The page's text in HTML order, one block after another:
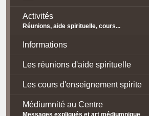
Activités
Réunions, aide spirituelle, cours...
Informations
Les réunions d'aide spirituelle
Les cours d'enseignement spirite
Médiumnité au Centre
Messages expliqués et art médiumnique